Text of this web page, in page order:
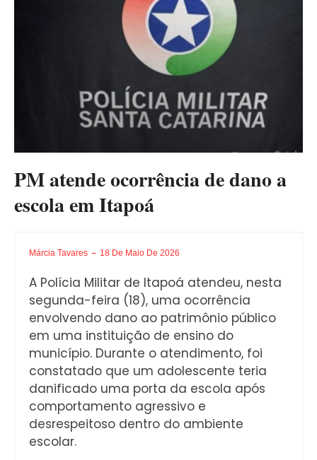
PM atende ocorrência de dano a
escola em Itapoá
Márcia Tavares 18 De Maio De 2026
A Polícia Militar de Itapoá atendeu, nesta
segunda-feira (18), uma ocorrência
envolvendo dano ao patrimônio público
em uma instituição de ensino do
município. Durante o atendimento, foi
constatado que um adolescente teria
danificado uma porta da escola após
comportamento agressivo e
desrespeitoso dentro do ambiente
escolar.